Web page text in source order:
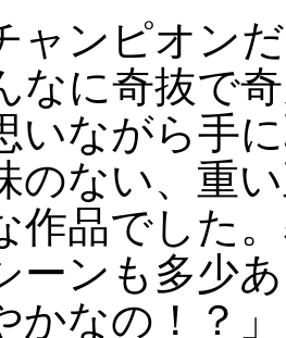
ンピオン
なに奇抜で
いながら手
のない、重
作品でした
ーンも多少
かなの！？